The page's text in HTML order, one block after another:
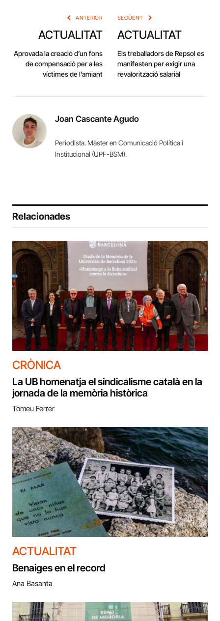
ANTERIOR
ACTUALITAT
Aprovada la creació d’un fons
de compensació per a les
víctimes de l’amiant
SEGÜENT
ACTUALITAT
Els treballadors de Repsol es
manifesten per exigir una
revalorització salarial
Joan Cascante Agudo
Periodista. Màster en Comunicació Política i
Institucional (UPF-BSM).
Relacionades
CRÒNICA
La UB homenatja el sindicalisme català en la
jornada de la memòria històrica
Tomeu Ferrer
ACTUALITAT
Benaiges en el record
Ana Basanta